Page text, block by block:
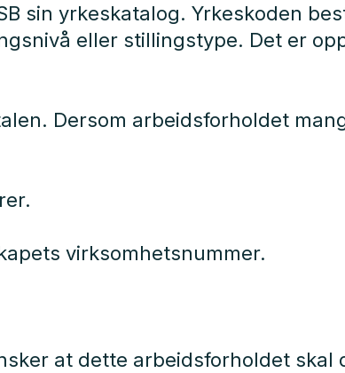
sin yrkeskatalog. Yrkeskoden
eller stillingstype. Det er
Dersom arbeidsforholdet
virksomhetsnummer.
at dette arbeidsforholdet skal